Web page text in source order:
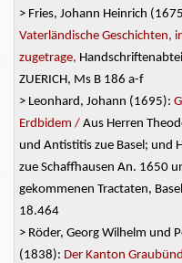
> Fries, Johann Heinrich
Vaterländische Geschichten,
zugetrage,
ZUERICH, Ms B 186 a-f
> Leonhard, Johann (1695):
Erdbidem / Aus Herren
und Antistitis zue Basel; und
zue Schaffhausen An. 1650
gekommenen Tractaten,
18.464
> Röder, Georg Wilhelm und
(1838): Der Kanton